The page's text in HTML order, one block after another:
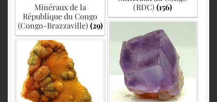
(RDC)(156)
Minéraux de la
République du Congo
(Congo-Brazzaville) (29)